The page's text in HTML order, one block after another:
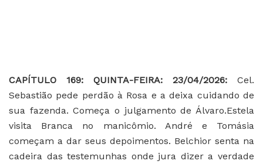
CAPÍTULO 169: QUINTA-FEIRA: 23/04/2026: Cel.
Sebastião pede perdão à Rosa e a deixa cuidando de
sua fazenda. Começa o julgamento de Álvaro.Estela
visita Branca no manicômio. André e Tomásia
começam a dar seus depoimentos. Belchior senta na
cadeira das testemunhas onde jura dizer a verdade